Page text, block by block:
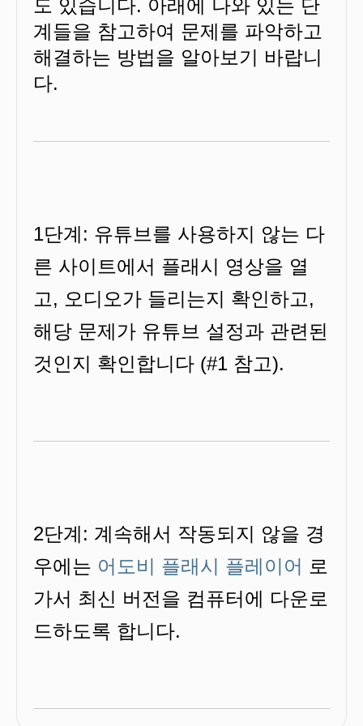
도 있습니다. 아래에 나와 있는 단
계들을 참고하여 문제를 파악하고
해결하는 방법을 알아보기 바랍니
다.
1단계: 유튜브를 사용하지 않는 다
른 사이트에서 플래시 영상을 열
고, 오디오가 들리는지 확인하고,
해당 문제가 유튜브 설정과 관련된
것인지 확인합니다 (#1 참고).
2단계: 계속해서 작동되지 않을 경
우에는 어도비 플래시 플레이어 로
가서 최신 버전을 컴퓨터에 다운로
드하도록 합니다.